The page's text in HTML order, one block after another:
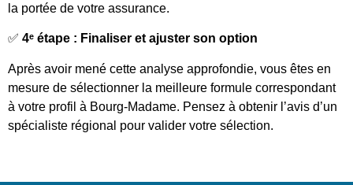
la portée de votre assurance.
✅ 4ᵉ étape : Finaliser et ajuster son option
Après avoir mené cette analyse approfondie, vous êtes en
mesure de sélectionner la meilleure formule correspondant
à votre profil à Bourg-Madame. Pensez à obtenir l’avis d’un
spécialiste régional pour valider votre sélection.